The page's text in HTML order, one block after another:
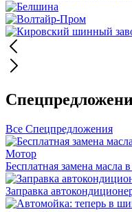
Все Спецпредложения
Бесплатная замена
Заправка